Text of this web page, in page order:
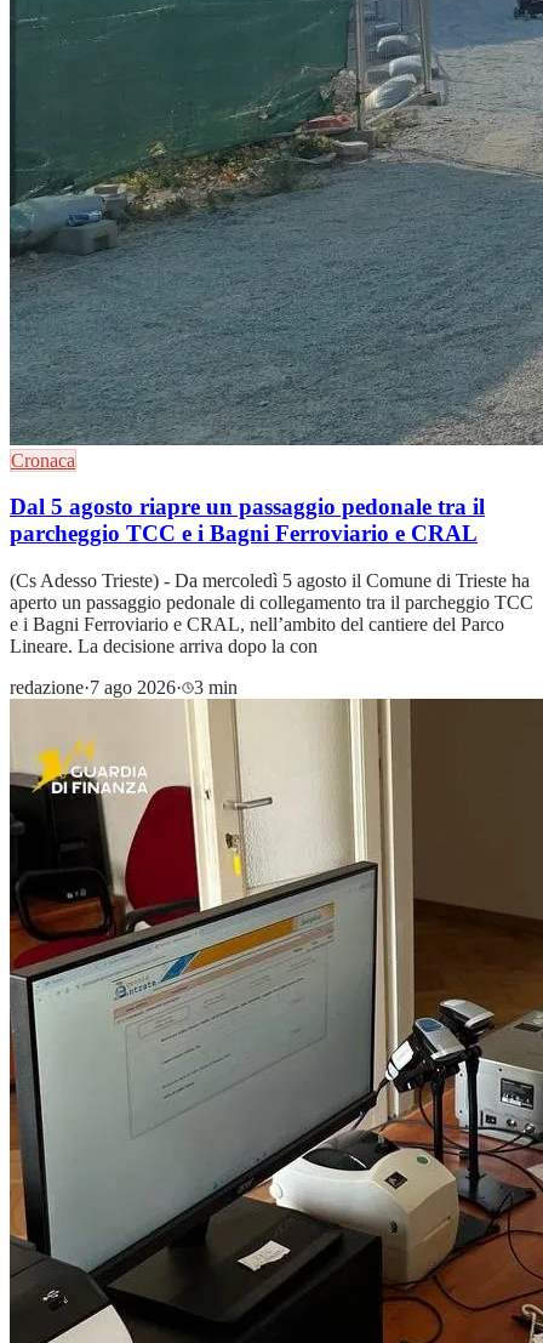
Cronaca
Dal 5 agosto riapre un passaggio pedonale tra il
parcheggio TCC e i Bagni Ferroviario e CRAL
(Cs Adesso Trieste) - Da mercoledì 5 agosto il Comune di Trieste ha
aperto un passaggio pedonale di collegamento tra il parcheggio TCC
e i Bagni Ferroviario e CRAL, nell’ambito del cantiere del Parco
Lineare. La decisione arriva dopo la con
redazione·7 ago 2026· 3 min